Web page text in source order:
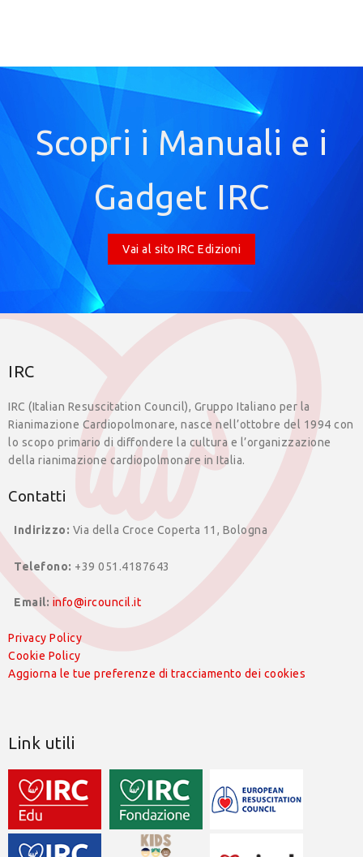
Scopri i Manuali e i
Gadget IRC
Vai al sito IRC Edizioni
IRC
IRC (Italian Resuscitation Council), Gruppo Italiano per la
Rianimazione Cardiopolmonare, nasce nell’ottobre del 1994 con
lo scopo primario di diffondere la cultura e l’organizzazione
della rianimazione cardiopolmonare in Italia.
Contatti
Indirizzo: Via della Croce Coperta 11, Bologna
Telefono: +39 051.4187643
Email: info@ircouncil.it
Privacy Policy
Cookie Policy
Aggiorna le tue preferenze di tracciamento dei cookies
Link utili